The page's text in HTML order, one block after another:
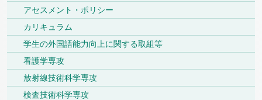
アセスメント・ポリシー
カリキュラム
学生の外国語能力向上に関する取組等
看護学専攻
放射線技術科学専攻
検査技術科学専攻